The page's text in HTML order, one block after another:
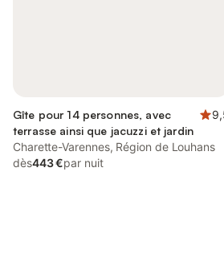
Gîte pour 14 personnes, avec
terrasse ainsi que jacuzzi et jardin
Charette-Varennes, Région de Louhans
dès443 €par nuit